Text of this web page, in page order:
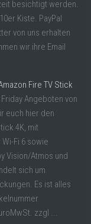
besichtigt werden.
Kiste. PayPal
von uns erhalten
wir ihre Email
Fire TV Stick
Angeboten von
euch hier den
4K, mit
Fi 6 sowie
Vision/Atmos und
sich um
Es ist alles
zzgl ...